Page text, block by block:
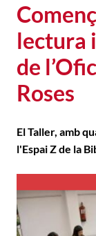
lectura
de
Roses
El Taller, amb
l'Espai Z de la